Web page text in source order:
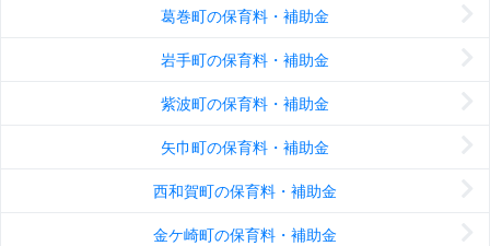
葛巻町の保育料・補助金
岩手町の保育料・補助金
紫波町の保育料・補助金
矢巾町の保育料・補助金
西和賀町の保育料・補助金
金ケ崎町の保育料・補助金